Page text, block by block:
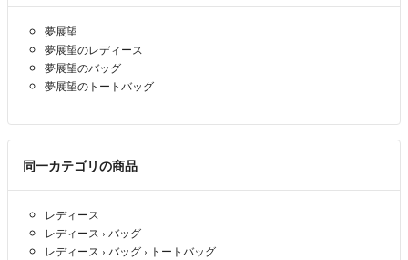
夢展望
夢展望のレディース
夢展望のバッグ
夢展望のトートバッグ
同一カテゴリの商品
レディース
レディース › バッグ
レディース › バッグ › トートバッグ